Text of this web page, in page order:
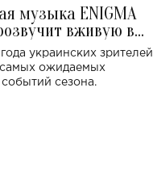
музыка ENIGMA
вживую в
состоится концерт
украинских зрителей
ожидаемых
сезона.